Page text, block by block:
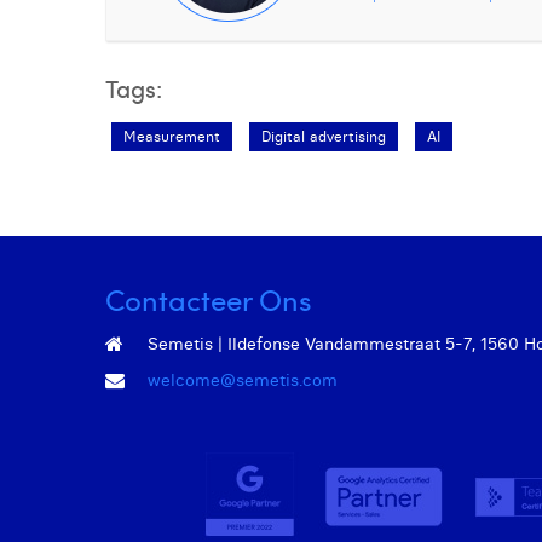
Tags:
Measurement Digital advertising AI
Contacteer Ons
Semetis | Ildefonse Vandammestraat 5-7, 1560
welcome@semetis.com